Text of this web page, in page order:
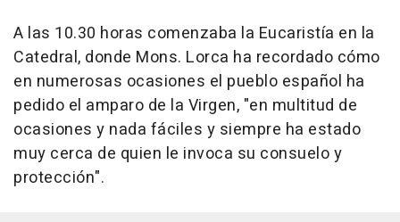
A las 10.30 horas comenzaba la Eucaristía en la
Catedral, donde Mons. Lorca ha recordado cómo
en numerosas ocasiones el pueblo español ha
pedido el amparo de la Virgen, "en multitud de
ocasiones y nada fáciles y siempre ha estado
muy cerca de quien le invoca su consuelo y
protección".